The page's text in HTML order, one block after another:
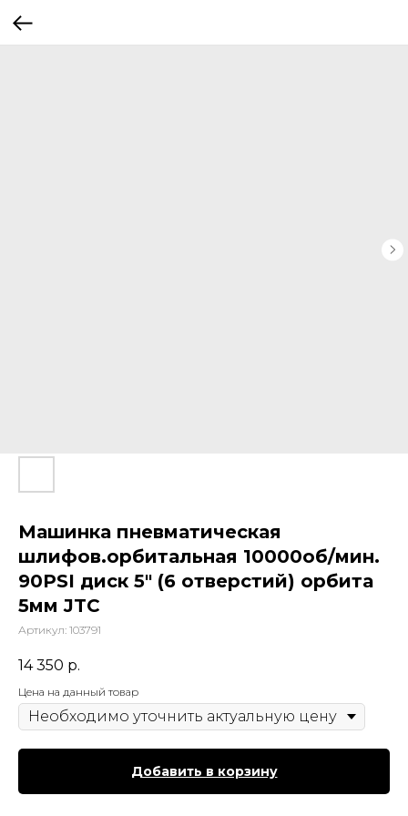
Машинка пневматическая
шлифов.орбитальная 10000об/мин.
90PSI диск 5" (6 отверстий) орбита
5мм JTC
Артикул: 103791
14 350 р.
Цена на данный товар
Добавить в корзину